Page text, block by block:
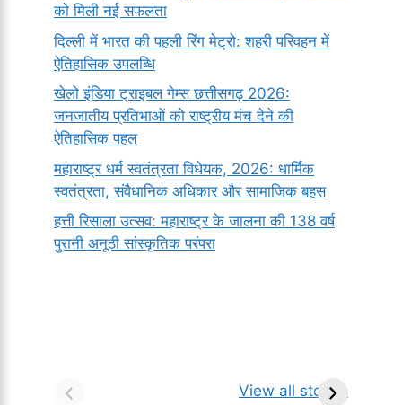
को मिली नई सफलता
दिल्ली में भारत की पहली रिंग मेट्रो: शहरी परिवहन में
ऐतिहासिक उपलब्धि
खेलो इंडिया ट्राइबल गेम्स छत्तीसगढ़ 2026:
जनजातीय प्रतिभाओं को राष्ट्रीय मंच देने की
ऐतिहासिक पहल
महाराष्ट्र धर्म स्वतंत्रता विधेयक, 2026: धार्मिक
स्वतंत्रता, संवैधानिक अधिकार और सामाजिक बहस
हत्ती रिसाला उत्सव: महाराष्ट्र के जालना की 138 वर्ष
पुरानी अनूठी सांस्कृतिक परंपरा
View all stories
किसे कहते है?
ज्योतिर्लिंग | नाम,